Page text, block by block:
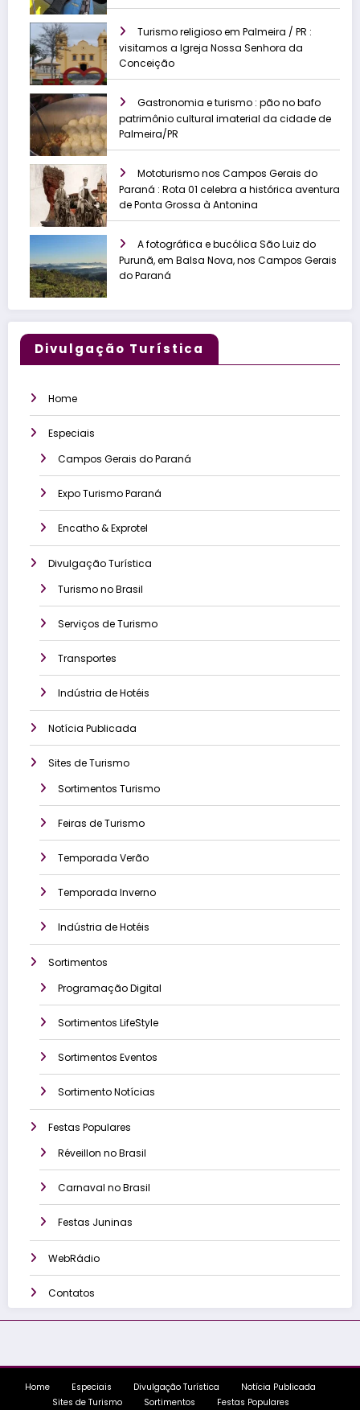
Turismo religioso em Palmeira / PR :
visitamos a Igreja Nossa Senhora da
Conceição
Gastronomia e turismo : pão no bafo
patrimônio cultural imaterial da cidade de
Palmeira/PR
Mototurismo nos Campos Gerais do
Paraná : Rota 01 celebra a histórica aventura
de Ponta Grossa à Antonina
A fotográfica e bucólica São Luiz do
Purunã, em Balsa Nova, nos Campos Gerais
do Paraná
Divulgação Turística
Home
Especiais
Campos Gerais do Paraná
Expo Turismo Paraná
Encatho & Exprotel
Divulgação Turística
Turismo no Brasil
Serviços de Turismo
Transportes
Indústria de Hotéis
Notícia Publicada
Sites de Turismo
Sortimentos Turismo
Feiras de Turismo
Temporada Verão
Temporada Inverno
Indústria de Hotéis
Sortimentos
Programação Digital
Sortimentos LifeStyle
Sortimentos Eventos
Sortimento Notícias
Festas Populares
Réveillon no Brasil
Carnaval no Brasil
Festas Juninas
WebRádio
Contatos
Home Especiais Divulgação Turística
Notícia Publicada
Sites de Turismo
Sortimentos Festas Populares